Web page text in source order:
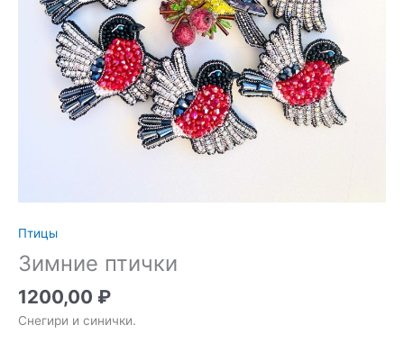
Птицы
Зимние птички
1200,00 ₽
Снегири и синички.